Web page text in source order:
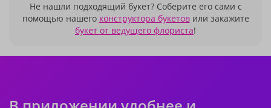
Не нашли подходящий букет? Соберите его сами с
помощью нашего конструктора букетовили закажите
букет от ведущего флориста!